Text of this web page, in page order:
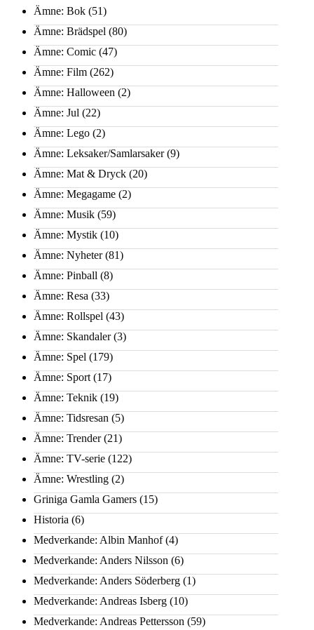
Ämne: Bok (51)
Ämne: Brädspel (80)
Ämne: Comic (47)
Ämne: Film (262)
Ämne: Halloween (2)
Ämne: Jul (22)
Ämne: Lego (2)
Ämne: Leksaker/Samlarsaker(9)
Ämne: Mat & Dryck (20)
Ämne: Megagame (2)
Ämne: Musik (59)
Ämne: Mystik (10)
Ämne: Nyheter(81)
Ämne: Pinball (8)
Ämne: Resa (33)
Ämne: Rollspel (43)
Ämne: Skandaler(3)
Ämne: Spel (179)
Ämne: Sport (17)
Ämne: Teknik (19)
Ämne: Tidsresan (5)
Ämne: Trender(21)
Ämne: TV-serie (122)
Ämne: Wrestling (2)
Griniga Gamla Gamers (15)
Historia (6)
Medverkande: Albin Manhof(4)
Medverkande: Anders Nilsson (6)
Medverkande: Anders Söderberg (1)
Medverkande: Andreas Isberg (10)
Medverkande: Andreas Pettersson (59)